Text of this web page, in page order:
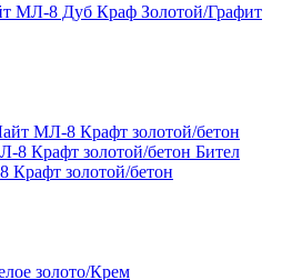
МЛ-8 Дуб Краф Золотой/Графит
Бител
золотой/бетон